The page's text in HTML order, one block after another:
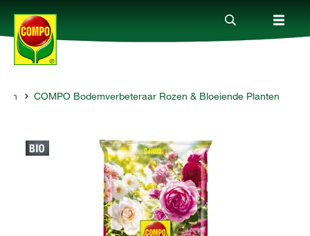
Producten
Advies
COMPO Bodemverbeteraar Rozen & Bloeiende Planten